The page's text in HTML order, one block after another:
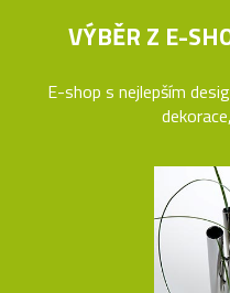
VÝBĚR Z E-
E-shop s nejlepším